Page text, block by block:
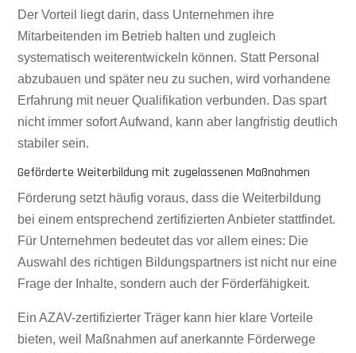
Der Vorteil liegt darin, dass Unternehmen ihre
Mitarbeitenden im Betrieb halten und zugleich
systematisch weiterentwickeln können. Statt Personal
abzubauen und später neu zu suchen, wird vorhandene
Erfahrung mit neuer Qualifikation verbunden. Das spart
nicht immer sofort Aufwand, kann aber langfristig deutlich
stabiler sein.
Geförderte Weiterbildung mit zugelassenen Maßnahmen
Förderung setzt häufig voraus, dass die Weiterbildung
bei einem entsprechend zertifizierten Anbieter stattfindet.
Für Unternehmen bedeutet das vor allem eines: Die
Auswahl des richtigen Bildungspartners ist nicht nur eine
Frage der Inhalte, sondern auch der Förderfähigkeit.
Ein AZAV-zertifizierter Träger kann hier klare Vorteile
bieten, weil Maßnahmen auf anerkannte Förderwege